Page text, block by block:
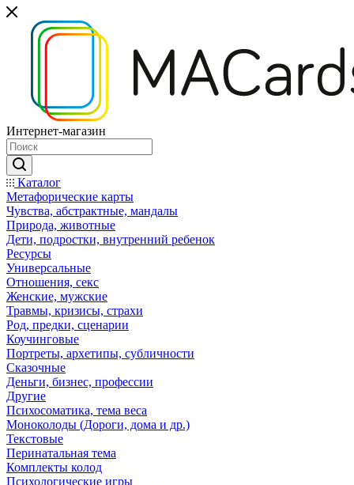
Интернет-магазин
Каталог
Mетафорические карты
Чувства, абстрактные, мандалы
Природа, животные
Дети, подростки, внутренний ребенок
Ресурсы
Универсальные
Отношения, секс
Женские, мужские
Травмы, кризисы, страхи
Род, предки, сценарии
Коучинговые
Портреты, архетипы, субличности
Сказочные
Деньги, бизнес, профессии
Другие
Психосоматика, тема веса
Моноколоды (Дороги, дома и др.)
Текстовые
Перинатальная тема
Комплекты колод
Психологические игры